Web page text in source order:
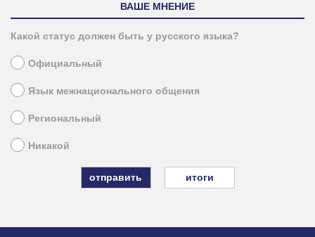
ВАШЕ МНЕНИЕ
Какой статус должен быть у русского языка?
Официальный
Язык межнационального общения
Региональный
Никакой
итоги